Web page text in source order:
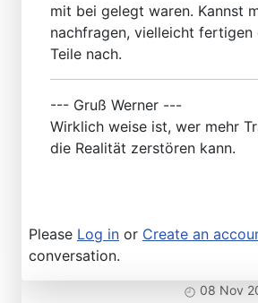
mit bei gelegt waren. Kannst
nachfragen, vielleicht fertigen
Teile nach.
--- Gruß Werner ---
Wirklich weise ist, wer mehr
die Realität zerstören kann.
Please Log in or Create an
conversation.
08 Nov